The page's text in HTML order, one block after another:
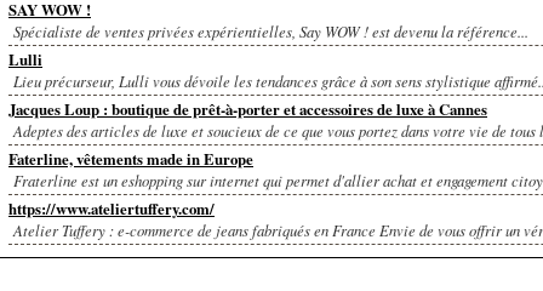
SAY WOW !
Spécialiste de ventes privées expérientielles, Say WOW ! est devenu la référence...
Lulli
Lieu précurseur, Lulli vous dévoile les tendances grâce à son sens stylistique
Jacques Loup : boutique de prêt-à-porter et accessoires de luxe à Cannes
Adeptes des articles de luxe et soucieux de ce que vous portez dans votre vie de tous
Faterline, vêtements made in Europe
Fraterline est un eshopping sur internet qui permet d'allier achat et engagement
https://www.ateliertuffery.com/
Atelier Tuffery : e-commerce de jeans fabriqués en France Envie de vous offrir un